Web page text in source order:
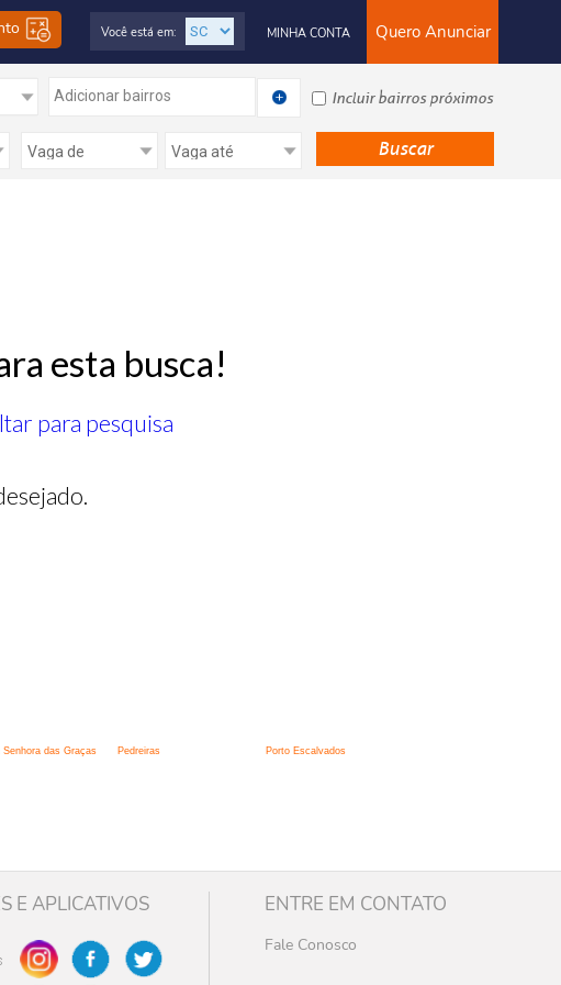
Quero Anunciar
MINHA CONTA
Você está em:
Adicionar bairros Incluir bairros próximos
esta busca!
para pesquisa
Senhora das Graças Pedreiras
Porto Escalvados
E APLICATIVOS ENTRE EM CONTATO
Fale Conosco